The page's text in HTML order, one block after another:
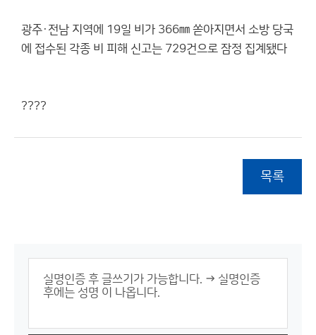
광주·전남 지역에 19일 비가 366㎜ 쏟아지면서 소방 당국
에 접수된 각종 비 피해 신고는 729건으로 잠정 집계됐다
????
목록